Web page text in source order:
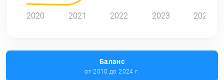
2020 2021 2022 2023 2024
Баланс
от 2010 до 2024 г.